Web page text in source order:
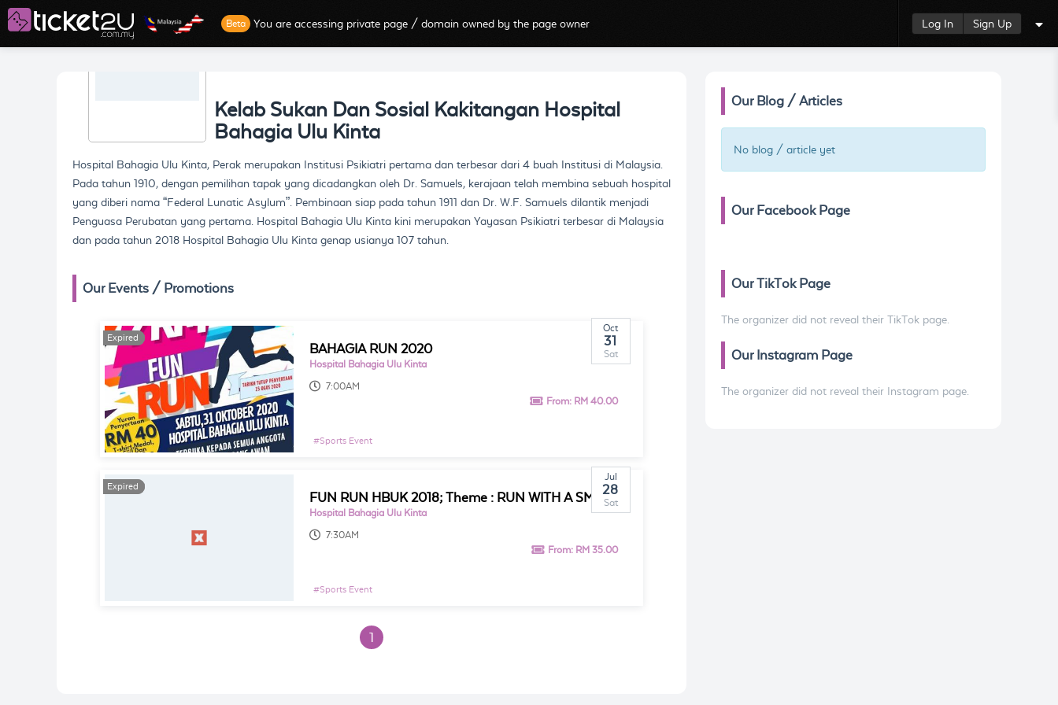
Beta You are accessing private page / domain owned by the page owner Log In Sign Up
Kelab Sukan Dan Sosial Kakitangan Hospital
Bahagia Ulu Kinta
Hospital Bahagia Ulu Kinta, Perak merupakan Institusi Psikiatri pertama dan terbesar dari 4 buah Institusi di Malaysia.
Pada tahun 1910, dengan pemilihan tapak yang dicadangkan oleh Dr. Samuels, kerajaan telah membina sebuah hospital
yang diberi nama “Federal Lunatic Asylum”. Pembinaan siap pada tahun 1911 dan Dr. W.F. Samuels dilantik menjadi
Penguasa Perubatan yang pertama. Hospital Bahagia Ulu Kinta kini merupakan Yayasan Psikiatri terbesar di Malaysia
dan pada tahun 2018 Hospital Bahagia Ulu Kinta genap usianya 107 tahun.
Our Events / Promotions
Expired
Expired
Oct
31
Sat
BAHAGIA RUN 2020
Hospital Bahagia Ulu Kinta
7:00AM
From: RM 40.00
#Sports Event
Expired
Expired
Jul
28
Sat
FUN RUN HBUK 2018; Theme : RUN WITH A SMILE
Hospital Bahagia Ulu Kinta
7:30AM
From: RM 35.00
#Sports Event
1
Our Blog / Articles
No blog / article yet
Our Facebook Page
Our TikTok Page
The organizer did not reveal their TikTok page.
Our Instagram Page
The organizer did not reveal their Instagram page.